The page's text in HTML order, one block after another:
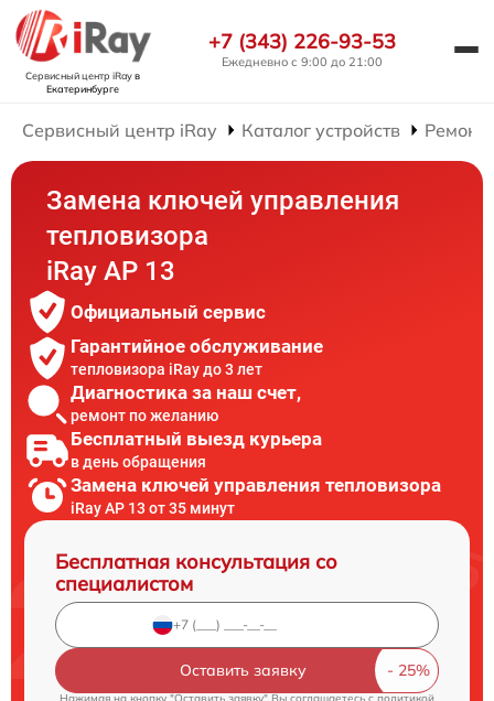
Сервисный центр iRayв
Екатеринбурге
+7 (343) 226-93-53
Ежедневно с 9:00 до 21:00
Сервисный центр iRay Каталог устройств Ремонт
Замена ключей управления
тепловизора
iRay AP 13
Официальный сервис
Гарантийное обслуживание
тепловизора iRay до 3 лет
Диагностика за наш счет,
ремонт по желанию
Бесплатный выезд курьера
в день обращения
Замена ключей управления тепловизора
iRay AP 13 от 35 минут
Бесплатная консультация со
специалистом
Оставить заявку
Нажимая на кнопку "Оставить заявку" Вы соглашаетесь cполитикой